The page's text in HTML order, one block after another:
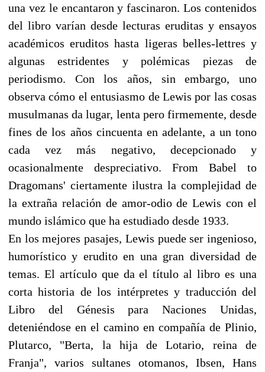
una vez le encantaron y fascinaron. Los contenidos
del libro varían desde lecturas eruditas y ensayos
académicos eruditos hasta ligeras belles-lettres y
algunas estridentes y polémicas piezas de
periodismo. Con los años, sin embargo, uno
observa cómo el entusiasmo de Lewis por las cosas
musulmanas da lugar, lenta pero firmemente, desde
fines de los años cincuenta en adelante, a un tono
cada vez más negativo, decepcionado y
ocasionalmente despreciativo. From Babel to
Dragomans' ciertamente ilustra la complejidad de
la extraña relación de amor-odio de Lewis con el
mundo islámico que ha estudiado desde 1933.
En los mejores pasajes, Lewis puede ser ingenioso,
humorístico y erudito en una gran diversidad de
temas. El artículo que da el título al libro es una
corta historia de los intérpretes y traducción del
Libro del Génesis para Naciones Unidas,
deteniéndose en el camino en compañía de Plinio,
Plutarco, "Berta, la hija de Lotario, reina de
Franja", varios sultanes otomanos, Ibsen, Hans